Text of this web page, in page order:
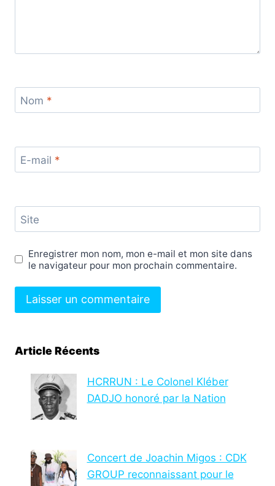
Nom *
E-mail *
Site
Enregistrer mon nom, mon e-mail et mon site dans
le navigateur pour mon prochain commentaire.
Article Récents
HCRRUN : Le Colonel Kléber
DADJO honoré par la Nation
Concert de Joachin Migos : CDK
GROUP reconnaissant pour le